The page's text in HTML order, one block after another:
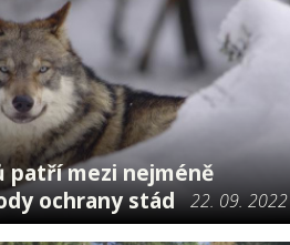
patří mezi nejméně
ochrany stád
22. 09. 2022